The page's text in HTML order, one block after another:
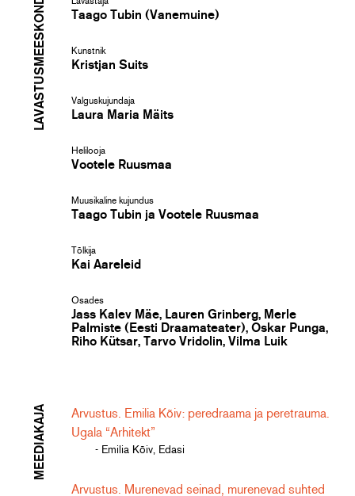
LAVASTUSMEESKOND Taago Tubin (Vanemuine)
Kunstnik
Kristjan Suits
Valguskujundaja
Laura Maria Mäits
Helilooja
Vootele Ruusmaa
Muusikaline kujundus
Taago Tubin ja Vootele Ruusmaa
Tõlkija
Kai Aareleid
Osades
Jass Kalev Mäe, Lauren Grinberg, Merle
Palmiste (Eesti Draamateater), Oskar Punga,
Riho Kütsar, Tarvo Vridolin, Vilma Luik
MEEDIAKAJA
Arvustus. Emilia Kõiv: peredraama ja peretrauma.
Ugala “Arhitekt”
- Emilia Kõiv, Edasi
Arvustus. Murenevad seinad, murenevad suhted